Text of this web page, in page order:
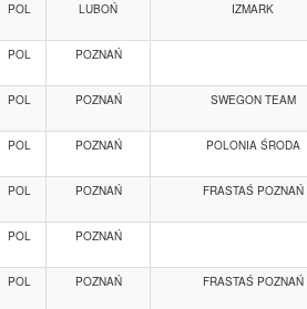
POL LUBOŃ IZMARK
POL POZNAŃ
POL POZNAŃ SWEGON TEAM
POL POZNAŃ POLONIA ŚRODA
POL POZNAŃ FRASTAŚ POZNAŃ
POL POZNAŃ
POL POZNAŃ FRASTAŚ POZNAŃ